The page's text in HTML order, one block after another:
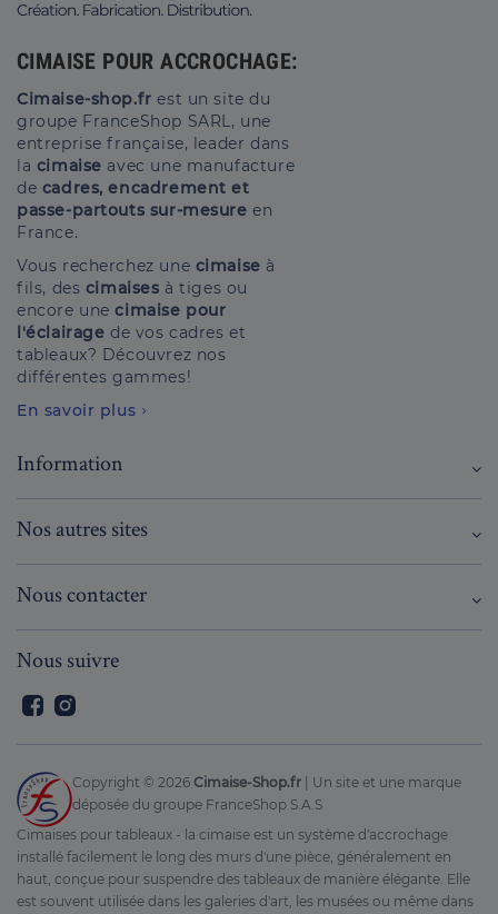
CIMAISE POUR ACCROCHAGE:
Cimaise-shop.fr est un site du
groupe FranceShop SARL, une
entreprise française, leader dans
la cimaise avec une manufacture
de cadres, encadrement et
passe-partouts sur-mesure en
France.
Vous recherchez une cimaise à
fils, des cimaises à tiges ou
encore unecimaise pour
l'éclairage de vos cadres et
tableaux? Découvrez nos
différentes gammes!
En savoir plus
Information
Nos autres sites
Nous contacter
Nous suivre
Facebook
Copyright © 2026 Cimaise-Shop.fr | Un site et une marque
déposée du groupe FranceShop S.A.S
Cimaises pour tableaux - la cimaise est un système d'accrochage
installé facilement le long des murs d'une pièce, généralement en
haut, conçue pour suspendre des tableaux de manière élégante. Elle
est souvent utilisée dans les galeries d'art, les musées ou même dans